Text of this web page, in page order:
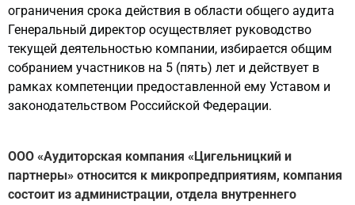
ограничения срока действия в области общего аудита
Генеральный директор осуществляет руководство
текущей деятельностью компании, избирается общим
собранием участников на 5 (пять) лет и действует в
рамках компетенции предоставленной ему Уставом и
законодательством Российской Федерации.
ООО «Аудиторская компания «Цигельницкий и
партнеры» относится к микропредприятиям, компания
состоит из администрации, отдела внутреннего